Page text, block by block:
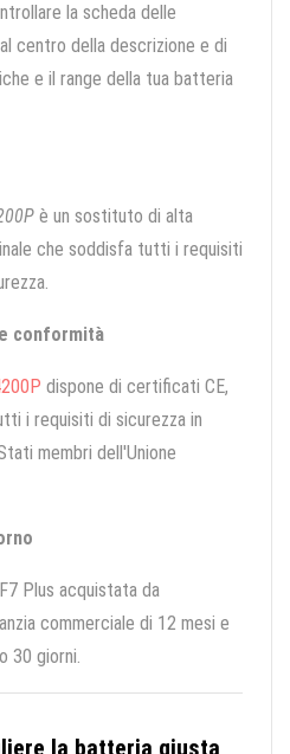
la scheda delle
centro della descrizione e di
e il range della tua batteria
è un sostituto di alta
che soddisfa tutti i requisiti
conformità
dispone di certificati CE,
i requisiti di sicurezza in
membri dell'Unione
Plus acquistata da
commerciale di 12 mesi e
30 giorni.